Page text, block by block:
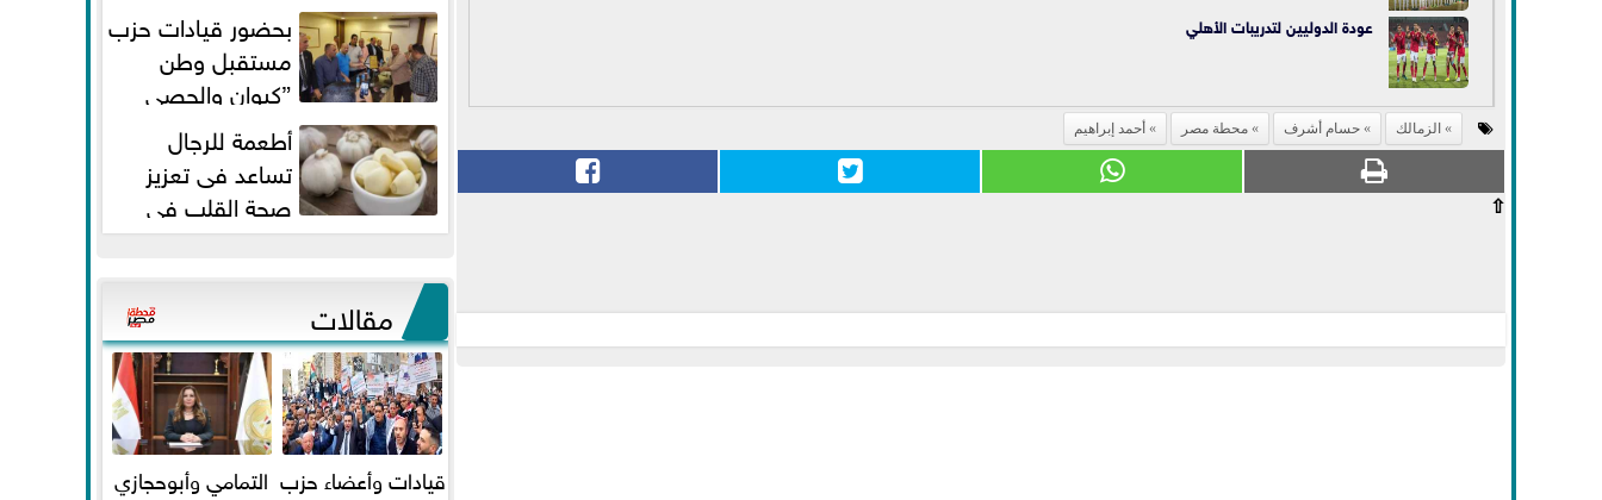
عودة الدوليين لتدريبات الأهلي
الزمالك حسام أشرف محطة مصر أحمد إبراهيم
⇧
بحضور قيادات حزب
مستقبل وطن
”كيوان والحصي
والتمامي وابوحجازي وعيسي” أمانه
كفر...
أطعمة للرجال
تساعد فى تعزيز
صحة القلب فى
سن الأربعين
مقالات
قيادات وأعضاء حزب التمامي وأبوحجازي